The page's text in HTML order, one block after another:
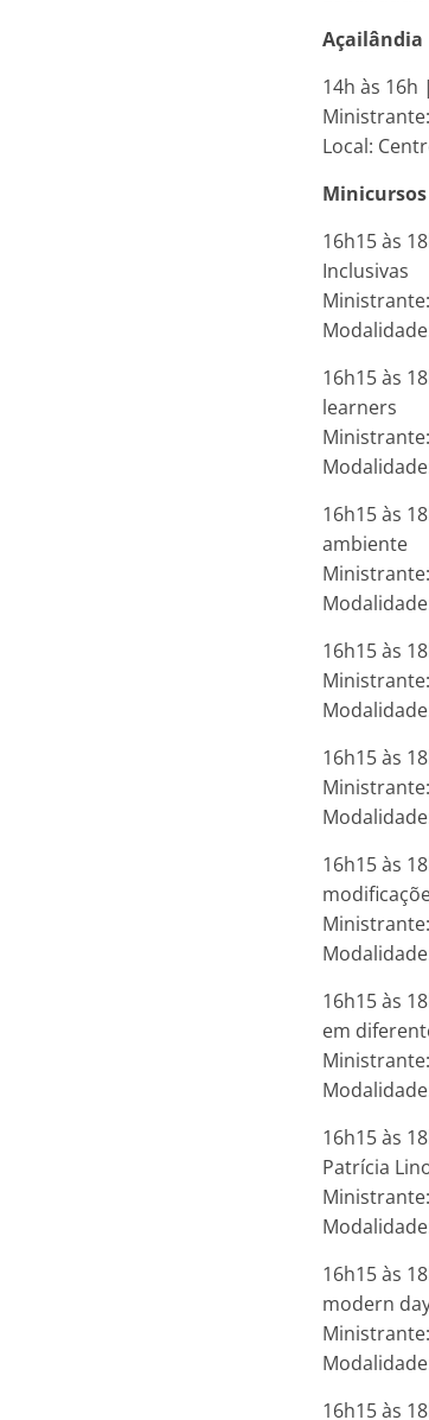
Açailândia
14h às 16h
Local:
16h15 às
Inclusivas
16h15 às
learners
16h15 às
ambiente
16h15 às
16h15 às
16h15 às
16h15 às
em
16h15 às
Patrícia
16h15 às
modern
16h15 às